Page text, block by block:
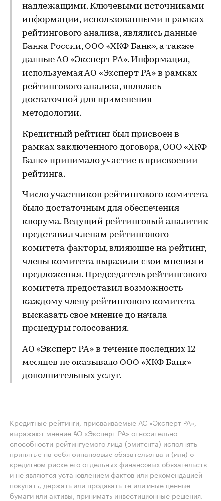
надлежащими. Ключевыми источниками
информации, использованными в рамках
рейтингового анализа, являлись данные
Банка России, ООО «ХКФ Банк», а также
данные АО «Эксперт РА». Информация,
используемая АО «Эксперт РА» в рамках
рейтингового анализа, являлась
достаточной для применения
методологии.
Кредитный рейтинг был присвоен в
рамках заключенного договора, ООО «ХКФ
Банк» принимало участие в присвоении
рейтинга.
Число участников рейтингового комитета
было достаточным для обеспечения
кворума. Ведущий рейтинговый аналитик
представил членам рейтингового
комитета факторы, влияющие на рейтинг,
члены комитета выразили свои мнения и
предложения. Председатель рейтингового
комитета предоставил возможность
каждому члену рейтингового комитета
высказать свое мнение до начала
процедуры голосования.
АО «Эксперт РА» в течение последних 12
месяцев не оказывало ООО «ХКФ Банк»
дополнительных услуг.
Кредитные рейтинги, присваиваемые АО «Эксперт РА»,
выражают мнение АО «Эксперт РА» относительно
способности рейтингуемого лица (эмитента) исполнять
принятые на себя финансовые обязательства и (или) о
кредитном риске его отдельных финансовых обязательств
и не являются установлением фактов или рекомендацией
покупать, держать или продавать те или иные ценные
бумаги или активы, принимать инвестиционные решения.